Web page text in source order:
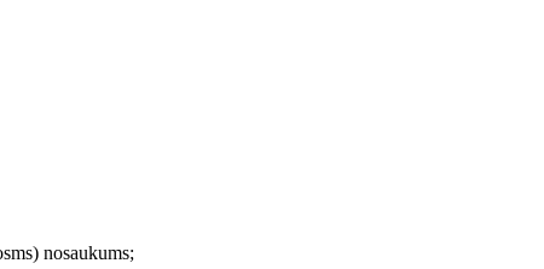
nosaukums;